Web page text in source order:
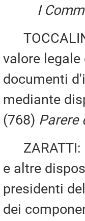
I
valore
documenti
mediante
(768) Parere
ZARATTI:
e altre
presidenti
dei